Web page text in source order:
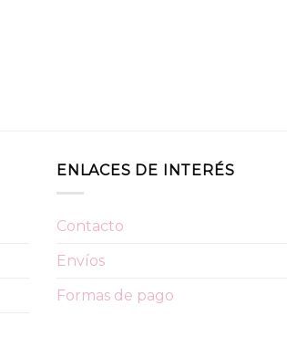
ENLACES DE INTERÉS
Contacto
Envíos
Formas de pago